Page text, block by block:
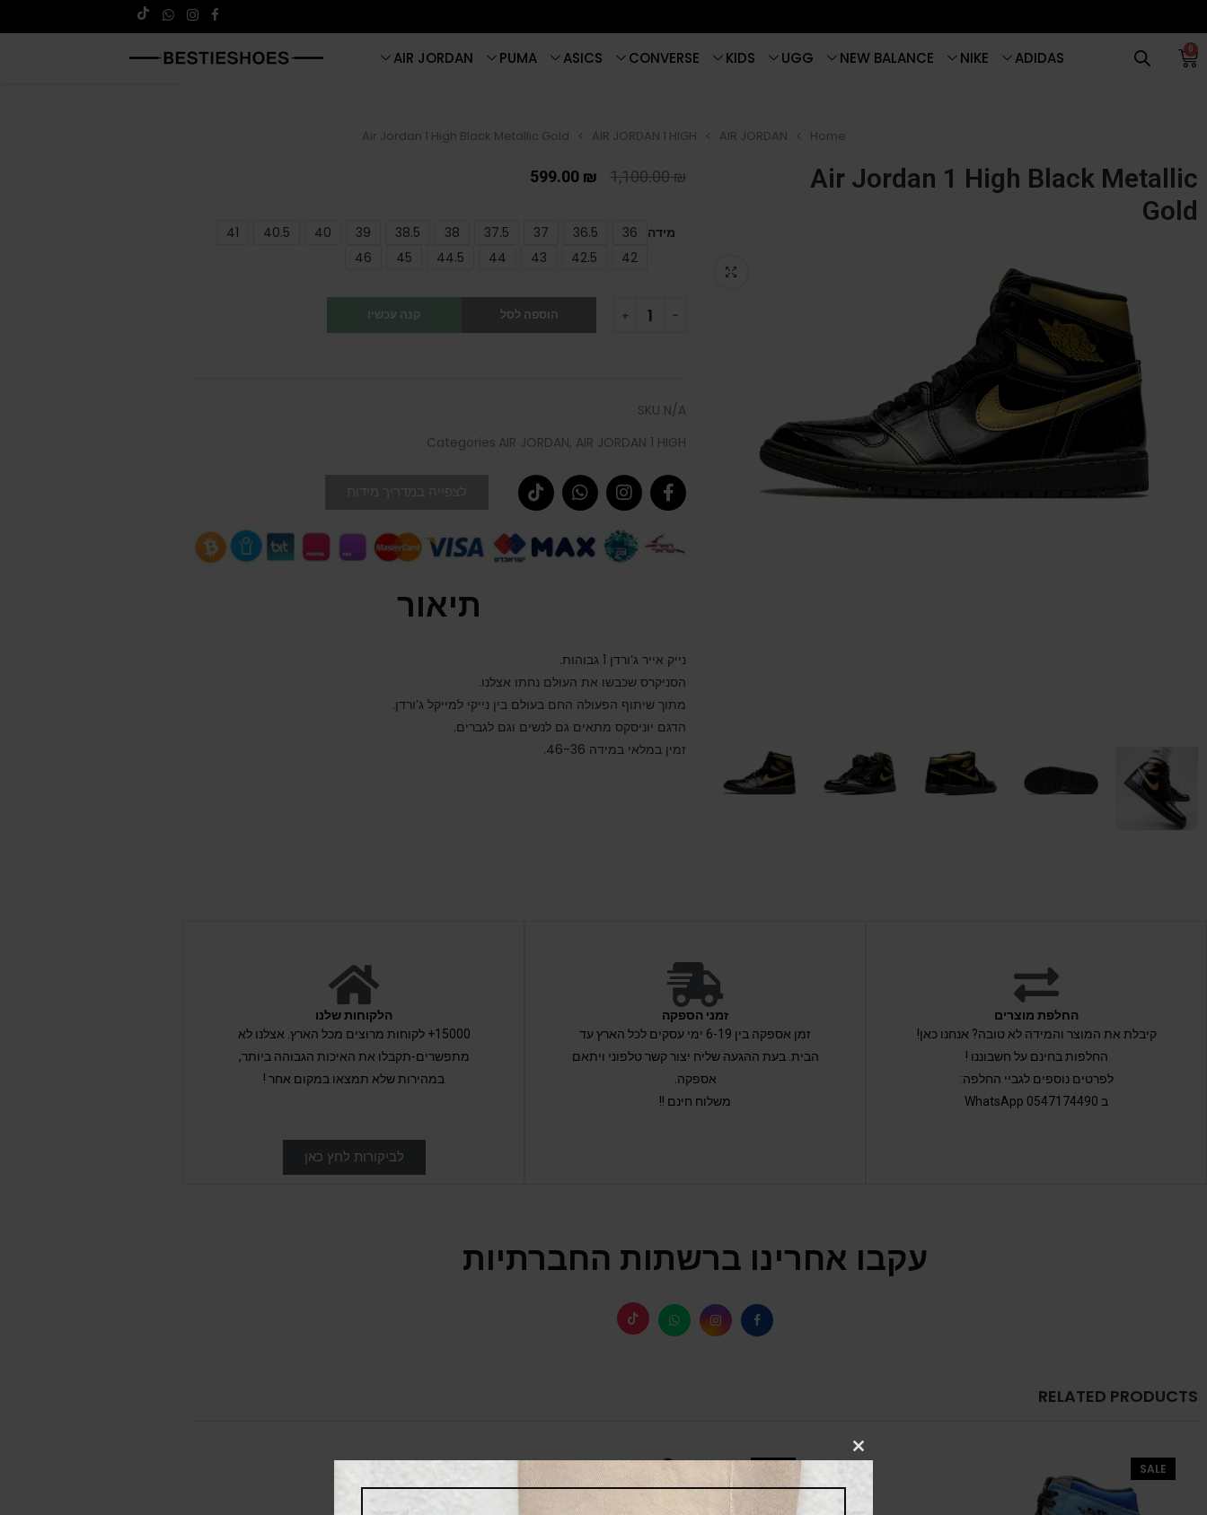
0
ADIDAS
NIKE
NEW BALANCE
UGG
KIDS
CONVERSE
ASICS
PUMA
AIR JORDAN
Home
AIR JORDAN
AIR JORDAN 1 HIGH
Air Jordan 1 High Black Metallic Gold
Air Jordan 1 High Black Metallic
Gold
1,100.00₪
599.00 ₪
מידה 36
36.5
37
37.5
38
38.5
39
40
40.5
41
42
42.5
43
44
44.5
45
46
הוספה לסל קנה עכשיו
SKU N/A
Categories AIR JORDAN, AIR JORDAN 1 HIGH
תיאור
נייק אייר ג’ורדן 1 גבוהות.
הסניקרס שכבשו את העולם נחתו אצלנו.
מתוך שיתוף הפעולה החם בעולם בין נייקי למייקל ג’ורדן.
הדגם יוניסקס מתאים גם לנשים וגם לגברים.
זמין במלאי במידה 46-36.
החלפת מוצרים
קיבלת את המוצר והמידה לא טובה? אנחנו כאן!
החלפות בחינם על חשבוננו !
לפרטים נוספים לגביי החלפה:
ב 0547174490 WhatsApp
זמני הספקה
זמן אספקה בין 6-19 ימי עסקים לכל הארץ עד
הבית. בעת ההגעה שליח יצור קשר טלפוני ויתאם
אספקה.
משלוח חינם !!
הלקוחות שלנו
15000+ לקוחות מרוצים מכל הארץ. אצלנו לא
מתפשרים-תקבלו את האיכות הגבוהה ביותר,
במהירות שלא תמצאו במקום אחר !
לביקורות לחץ כאן
עקבו אחרינו ברשתות החברתיות
RELATED PRODUCTS
SALE
SALE
CLOSE
MODULE